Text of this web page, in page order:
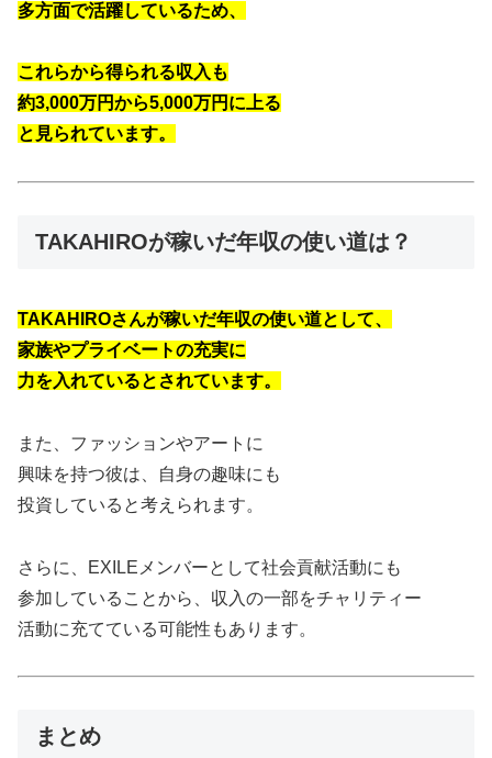
多方面で活躍しているため、
これらから得られる収入も
約3,000万円から5,000万円に上る
と見られています。
TAKAHIROが稼いだ年収の使い道は？
TAKAHIROさんが稼いだ年収の使い道として、
家族やプライベートの充実に
力を入れているとされています。
また、ファッションやアートに
興味を持つ彼は、自身の趣味にも
投資していると考えられます。
さらに、EXILEメンバーとして社会貢献活動にも
参加していることから、収入の一部をチャリティー
活動に充てている可能性もあります。
まとめ